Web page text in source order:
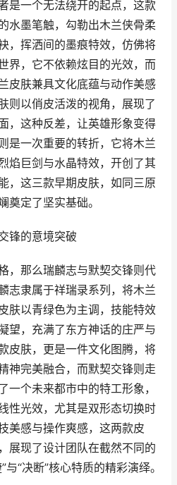
是一个无法绕开的起点，这款
水墨笔触，勾勒出木兰侠骨柔
，挥洒间的墨痕特效，仿佛将
界，它不依赖炫目的光效，而
皮肤兼具文化底蕴与动作美感
则以俏皮活泼的视角，展现了
，这种反差，让英雄形象变得
是一次重要的转折，它将木兰
焰巨剑与水晶特效，开创了其
，这三款早期皮肤，如同三原
奠定了坚实基础。
锋的意境突破
，那么瑞麟志与默契交锋则代
志隶属于祥瑞录系列，将木兰
肤以青绿色为主调，技能特效
望，充满了东方神话的庄严与
皮肤，更是一件文化图腾，将
神完美融合，而默契交锋则走
一个未来都市中的特工形象，
性光效，尤其是双形态切换时
美感与操作爽感，这两款皮
展现了设计团队在截然不同的
“决断”核心特质的精彩演绎。